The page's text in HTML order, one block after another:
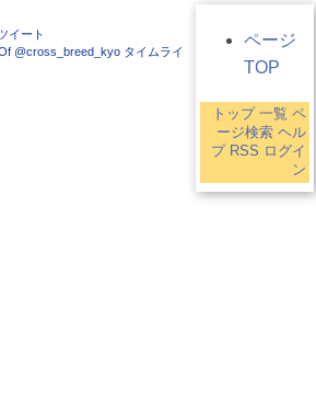
イート
@cross_breed_kyo タイムライ
ページ
TOP
トップ 一覧 ペ
ージ検索 ヘル
プ RSS ログイ
ン